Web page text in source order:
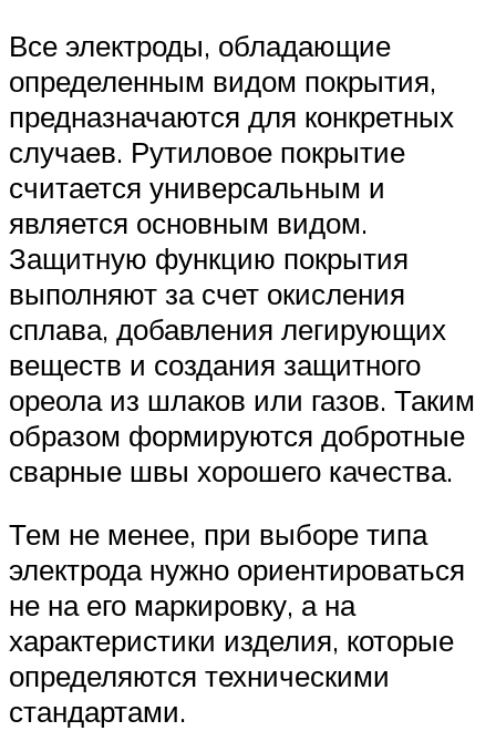
Все электроды, обладающие
определенным видом покрытия,
предназначаются для конкретных
случаев. Рутиловое покрытие
считается универсальным и
является основным видом.
Защитную функцию покрытия
выполняют за счет окисления
сплава, добавления легирующих
веществ и создания защитного
ореола из шлаков или газов. Таким
образом формируются добротные
сварные швы хорошего качества.
Тем не менее, при выборе типа
электрода нужно ориентироваться
не на его маркировку, а на
характеристики изделия, которые
определяются техническими
стандартами.